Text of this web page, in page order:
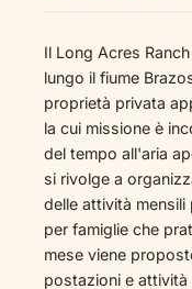
Il Long Acres
lungo il fiume
proprietà privata
la cui missione è
del tempo all'aria
si rivolge a
delle attività
per famiglie che
mese viene
postazioni e attività